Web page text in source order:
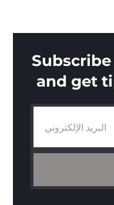
and get
البريد الإلكتروني